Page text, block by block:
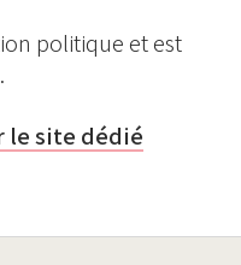
politique et est
le site dédié